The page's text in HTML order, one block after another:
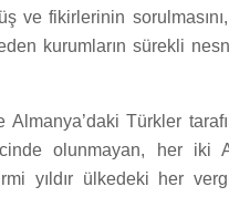
ve fikirlerinin
kurumların sürekli
Almanya’daki Türkler
olunmayan, her iki
yıldır ülkedeki her